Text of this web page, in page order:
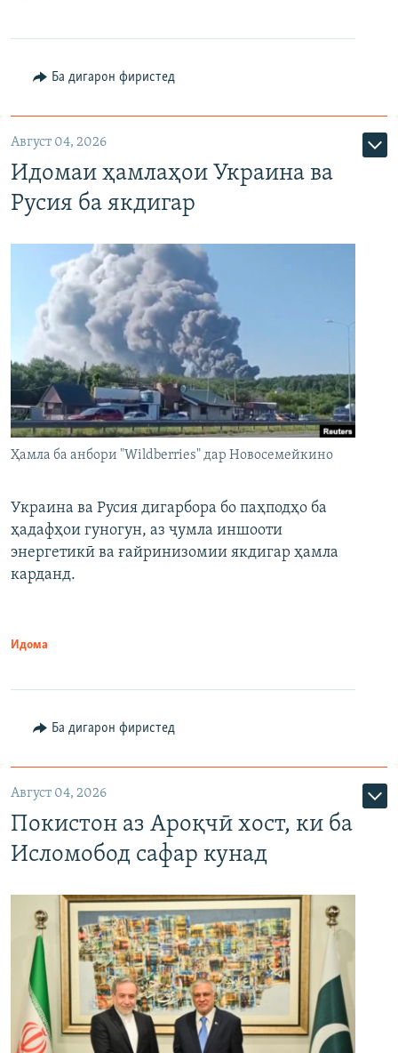
Ба дигарон фиристед
Август 04, 2026
Идомаи ҳамлаҳои Украина ва
Русия ба якдигар
Ҳамла ба анбори "Wildberries" дар Новосемейкино
Украина ва Русия дигарбора бо паҳподҳо ба
ҳадафҳои гуногун, аз ҷумла иншооти
энергетикӣ ва ғайринизомии якдигар ҳамла
карданд.
Идома
Ба дигарон фиристед
Август 04, 2026
Покистон аз Ароқчӣ хост, ки ба
Исломобод сафар кунад